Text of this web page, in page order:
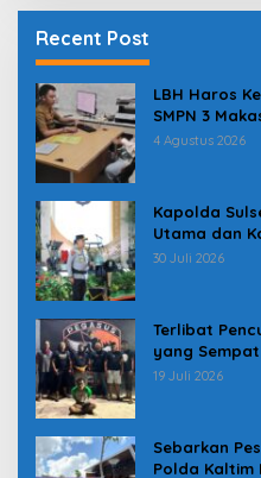
Recent Post
LBH Haros
SMPN 3
Pindah
4 Agustus 2026
Kapolda
Utama dan
Karolog dan
30 Juli 2026
Terlibat
yang
Tim
19 Juli 2026
Sebarkan
Polda Kaltim